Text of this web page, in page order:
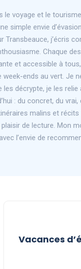
voyage et le
simple envie
Transbeauce, j’écris
Chaque
et accessible à
ends au vert. Je
les décrypte, je les
: du concret, du
malins et
de lecture. Mon
l’envie de
Vacances